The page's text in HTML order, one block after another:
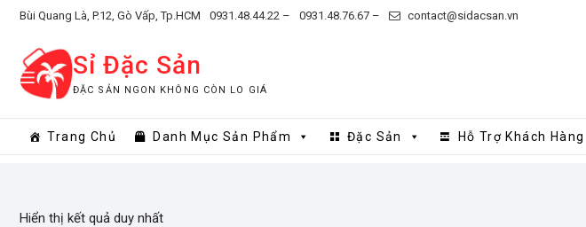
Skip
content
Bùi Quang Là, P.12, Gò Vấp, Tp.HCM 0931.48.44.22 – 0931.48.76.67 – contact@sidacsan.vn
Sỉ Đặc Sản
ĐẶC SẢN NGON KHÔNG CÒN LO GIÁ
Trang Chủ Danh Mục Sản Phẩm Đặc Sản Hỗ Trợ Khách Hàng
Hiển thị kết quả duy nhất